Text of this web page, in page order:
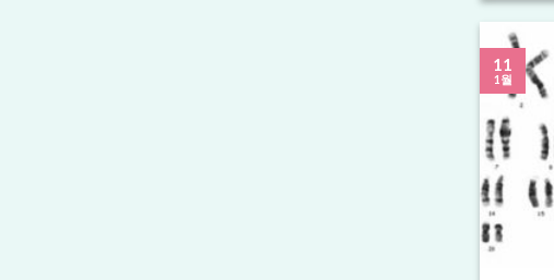
술과 본
아기 [...]
11
1월